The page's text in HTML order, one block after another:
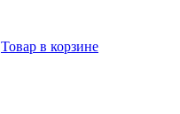
Товар в корзине